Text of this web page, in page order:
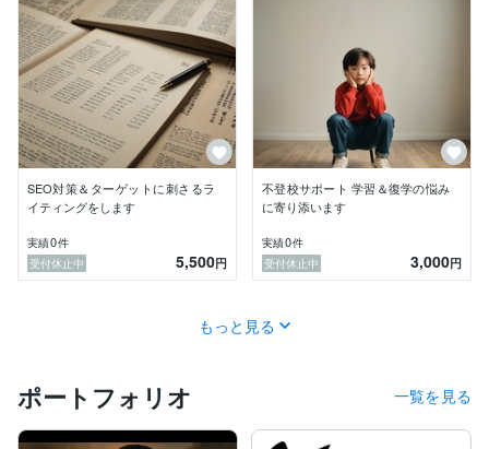
営業案件は着手金制／成果報酬は応相談
納期短縮は依頼料の30％を加算
納品後のキャンセル不可／途中納品時は一部のみ返金対
応（30〜70％）
土日祝・年末年始・GW・お盆は休業
SEO対策＆ターゲットに刺さるラ
イティングをします
実績0件
受付休止中
5,500円
不登校サポート 学習＆復学の悩み
に寄り添います
実績0件
受付休止中
3,000円
もっと見る
ポートフォリオ 一覧を見る